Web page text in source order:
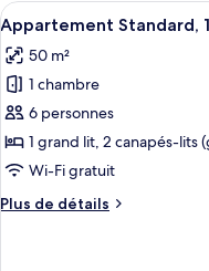
de
chambre
Chambre
Double
Afficher
toutes
les
photos
pour
ce
type
chambre :
8
Appartement Standard,
50 m²
1 chambre
6 personnes
1 grand lit, 2 canapés-lits
Wi-Fi gratuit
Plus de détails
Plus